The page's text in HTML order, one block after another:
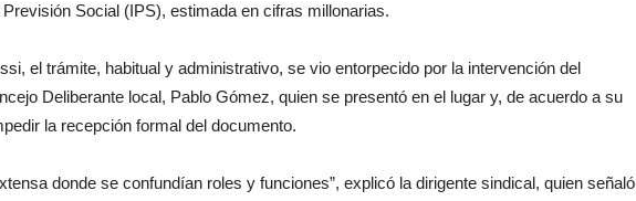
Social (IPS), estimada en cifras millonarias.
el trámite, habitual y administrativo, se vio entorpecido por la intervención del
Deliberante local, Pablo Gómez, quien se presentó en el lugar y, de acuerdo a su
la recepción formal del documento.
donde se confundían roles y funciones”, explicó la dirigente sindical, quien señaló